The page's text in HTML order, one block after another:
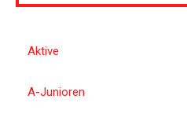
Aktive
A-Junioren